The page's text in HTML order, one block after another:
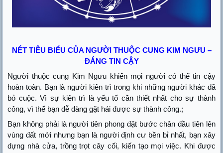
NÉT TIÊU BIỂU CỦA NGƯỜI THUỘC CUNG KIM NGƯU –
ĐÁNG TIN CẬY
Người thuộc cung Kim Ngưu khiến mọi người có thể tin cậy
hoàn toàn. Bạn là người kiên trì trong khi những người khác đã
bỏ cuộc. Vì sự kiên trì là yếu tố cần thiết nhất cho sự thành
công, vì thế bạn dễ dàng gặt hái được sự thành công.;
Bạn không phải là người tiên phong đặt bước chân đầu tiên lên
vùng đất mới nhưng bạn là người định cư bền bỉ nhất, bạn xây
dựng nhà cửa, trồng trọt cây cối, kiến tạo mọi việc. Khi được